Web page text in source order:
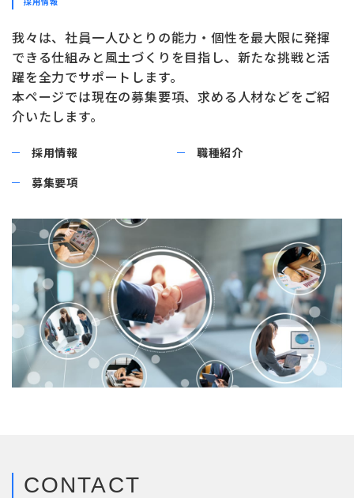
我々は、社員一人ひとりの能力・個性を最大限に発揮
できる仕組みと風土づくりを目指し、新たな挑戦と活
躍を全力でサポートします。
本ページでは現在の募集要項、求める人材などをご紹
介いたします。
採用情報
職種紹介
募集要項
CONTACT